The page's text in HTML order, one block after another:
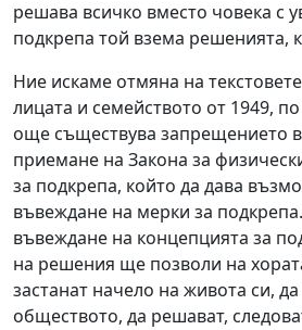
решава всичко вместо човека с
подкрепа той взема решенията,
Ние искаме отмяна на
лицата и семейството от 1949,
още съществува запрещението
приемане на Закона за
за подкрепа, който да дава
въвеждане на мерки за
въвеждане на концепцията за
на решения ще позволи на
застанат начело на живота си, да
обществото, да решават,